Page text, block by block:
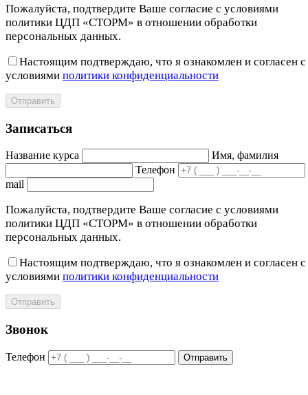
Пожалуйста, подтвердите Ваше согласие с условиями
политики ЦДП «СТОРМ» в отношении обработки
персональных данных.
Настоящим подтверждаю, что я ознакомлен и согласен с
условиями политики конфиденциальности
Отправить
Записаться
Название курса
Имя, фамилия
Телефон
mail
Пожалуйста, подтвердите Ваше согласие с условиями
политики ЦДП «СТОРМ» в отношении обработки
персональных данных.
Настоящим подтверждаю, что я ознакомлен и согласен с
условиями политики конфиденциальности
Отправить
Звонок
Телефон Отправить